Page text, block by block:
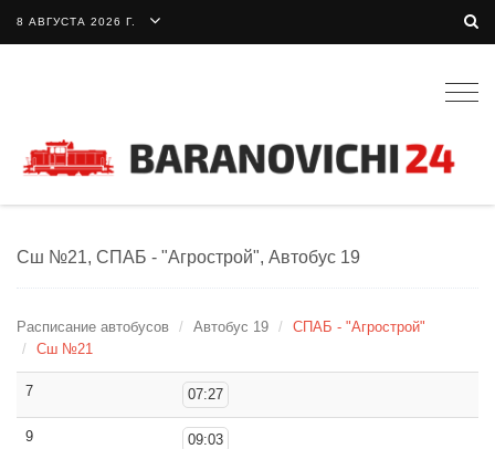
8 АВГУСТА 2026 Г.
Сш №21, СПАБ - "Агрострой", Автобус 19
Расписание автобусов Автобус 19
СПАБ - "Агрострой"
Сш №21
7 07:27
9 09:03